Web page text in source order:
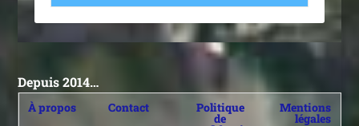
Depuis 2014…
À propos Contact Politique
de
Mentions
légales